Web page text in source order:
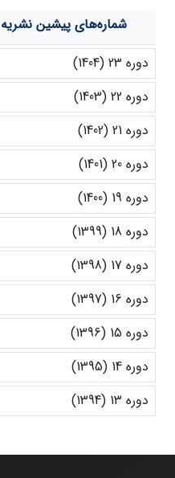
شماره‌های پیشین نشریه
دوره 23 (1404)
دوره 22 (1403)
دوره 21 (1402)
دوره 20 (1401)
دوره 19 (1400)
دوره 18 (1399)
دوره 17 (1398)
دوره 16 (1397)
دوره 15 (1396)
دوره 14 (1395)
دوره 13 (1394)